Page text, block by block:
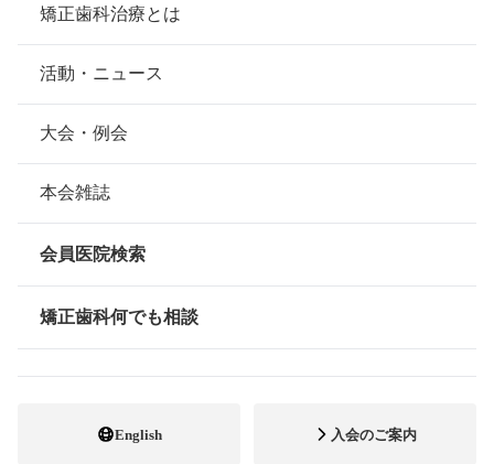
会長挨拶
基本理念
組織について
本会の歴史
情報公開
矯正歯科治療とは
安心して治療を受けていただくための「6つの指針」
安心できる矯正歯科治療契約のための「7つの提言」
矯正歯科治療について
活動・ニュース
大会・例会
本会雑誌
会員医院検索
矯正歯科何でも相談
English 入会のご案内
ホーム 会員医院検索
さとう矯正歯科
所在地
東京都新宿区高田馬場3-3-1ユニオ
電話番号 03-5386-1180